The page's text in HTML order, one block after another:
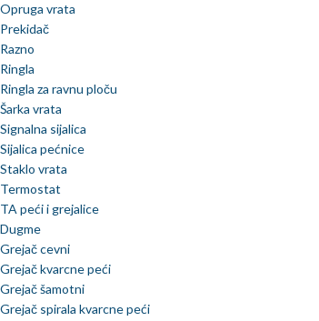
Opruga vrata
Prekidač
Razno
Ringla
Ringla za ravnu ploču
Šarka vrata
Signalna sijalica
Sijalica pećnice
Staklo vrata
Termostat
TA peći i grejalice
Dugme
Grejač cevni
Grejač kvarcne peći
Grejač šamotni
Grejač spirala kvarcne peći